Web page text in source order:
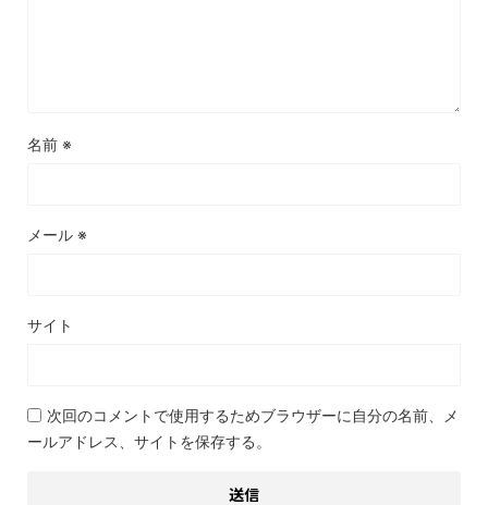
名前 ※
メール ※
サイト
次回のコメントで使用するためブラウザーに自分の名前、メ
ールアドレス、サイトを保存する。